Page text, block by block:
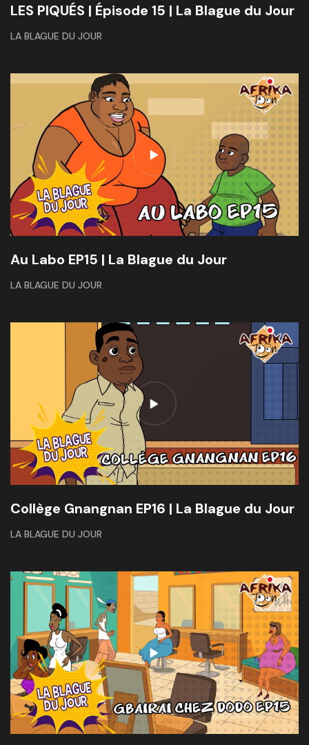
LES PIQUÉS | Épisode 15 | La Blague du Jour
LA BLAGUE DU JOUR
Au Labo EP15 | La Blague du Jour
LA BLAGUE DU JOUR
Collège Gnangnan EP16 | La Blague du Jour
LA BLAGUE DU JOUR